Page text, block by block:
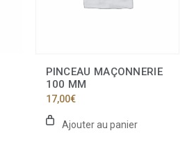
PINCEAU MAÇONNERIE
100 MM
17,00€
Ajouter au panier